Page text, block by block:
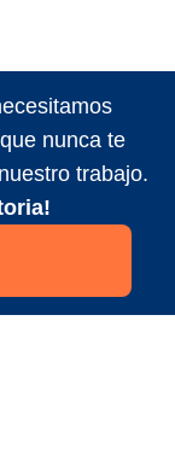
nunca te
trabajo.